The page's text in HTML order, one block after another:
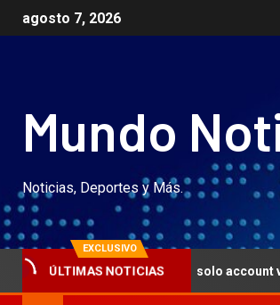
agosto 7, 2026
Mundo
Noticias, Deportes y Más.
EXCLUSIVO
ÚLTIMAS NOTICIAS
scarico indivisible solo account verso